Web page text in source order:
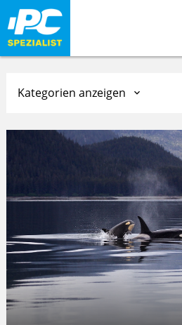
Kategorien anzeigen